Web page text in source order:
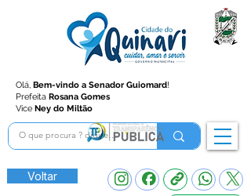
Olá, Bem-vindo a Senador Guiomard!
Prefeita Rosana Gomes
Vice Ney do Miltão
Voltar